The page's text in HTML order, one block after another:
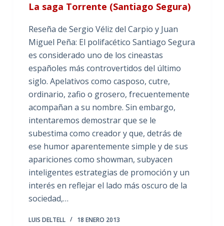
La saga Torrente (Santiago Segura)
Reseña de Sergio Véliz del Carpio y Juan
Miguel Peña: El polifacético Santiago Segura
es considerado uno de los cineastas
españoles más controvertidos del último
siglo. Apelativos como casposo, cutre,
ordinario, zafio o grosero, frecuentemente
acompañan a su nombre. Sin embargo,
intentaremos demostrar que se le
subestima como creador y que, detrás de
ese humor aparentemente simple y de sus
apariciones como showman, subyacen
inteligentes estrategias de promoción y un
interés en reflejar el lado más oscuro de la
sociedad,…
LUIS DELTELL 18 ENERO 2013